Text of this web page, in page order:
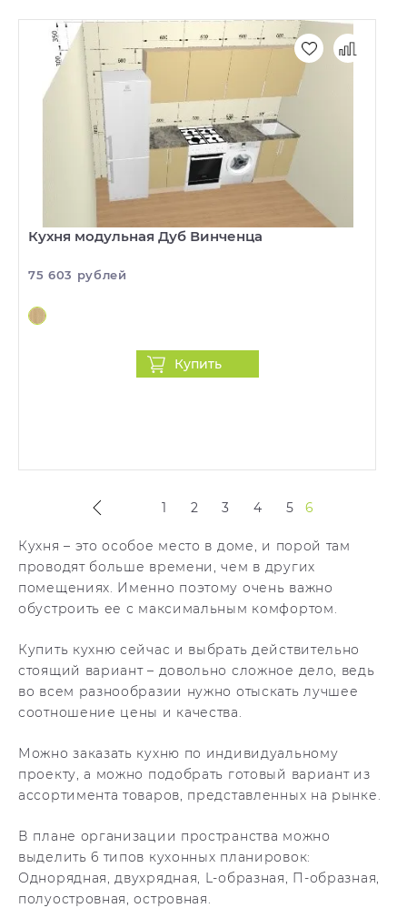
Кухня модульная Дуб Винченца
75 603 рублей
Купить
1 2 3 4 5 6
Кухня – это особое место в доме, и порой там
проводят больше времени, чем в других
помещениях. Именно поэтому очень важно
обустроить ее с максимальным комфортом.
Купить кухню сейчас и выбрать действительно
стоящий вариант – довольно сложное дело, ведь
во всем разнообразии нужно отыскать лучшее
соотношение цены и качества.
Можно заказать кухню по индивидуальному
проекту, а можно подобрать готовый вариант из
ассортимента товаров, представленных на рынке.
В плане организации пространства можно
выделить 6 типов кухонных планировок:
Однорядная, двухрядная, L-образная, П-образная,
полуостровная, островная.